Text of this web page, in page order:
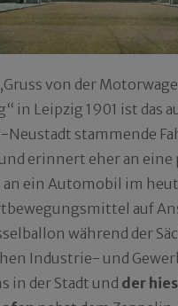
von der
in Leipzig 1901 ist das
Neustadt stammende
erinnert eher an eine
an ein Automobil im
auf
während der
Industrie- und
in der Stadt und der